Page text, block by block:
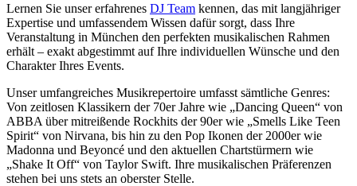
Lernen Sie unser erfahrenes DJ Team kennen, das mit langjähriger
Expertise und umfassendem Wissen dafür sorgt, dass Ihre
Veranstaltung in München den perfekten musikalischen Rahmen
erhält – exakt abgestimmt auf Ihre individuellen Wünsche und den
Charakter Ihres Events.
Unser umfangreiches Musikrepertoire umfasst sämtliche Genres:
Von zeitlosen Klassikern der 70er Jahre wie „Dancing Queen“ von
ABBA über mitreißende Rockhits der 90er wie „Smells Like Teen
Spirit“ von Nirvana, bis hin zu den Pop Ikonen der 2000er wie
Madonna und Beyoncé und den aktuellen Chartstürmern wie
„Shake It Off“ von Taylor Swift. Ihre musikalischen Präferenzen
stehen bei uns stets an oberster Stelle.